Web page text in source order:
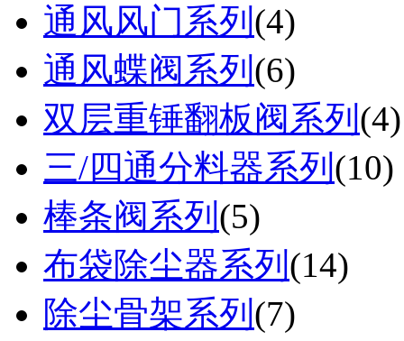
通风风门系列 (4)
通风蝶阀系列 (6)
双层重锤翻板阀系列 (4)
三/四通分料器系列 (10)
棒条阀系列 (5)
布袋除尘器系列 (14)
除尘骨架系列 (7)